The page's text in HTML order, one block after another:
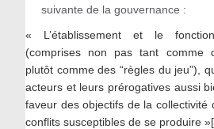
suivante de la gouvernance :
« L’établissement et le
(comprises non pas tant comme
plutôt comme des “règles du jeu”),
acteurs et leurs prérogatives aussi
faveur des objectifs de la collectivité
conflits susceptibles de se produire